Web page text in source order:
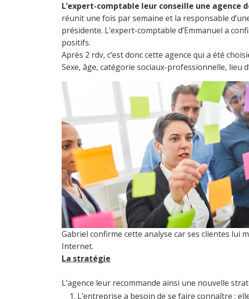
L’expert-comptable leur conseille une
réunit une fois par semaine et la responsable
présidente. L’expert-comptable d’Emmanuel a
positifs.
Après 2 rdv, c’est donc cette agence qui a été
Sexe, âge, catégorie sociaux-professionnelle, lieu
Gabriel confirme cette analyse car ses clientes lui
Internet.
La stratégie
L’agence leur recommande ainsi une nouvelle
L’entreprise a besoin de se faire connaître :